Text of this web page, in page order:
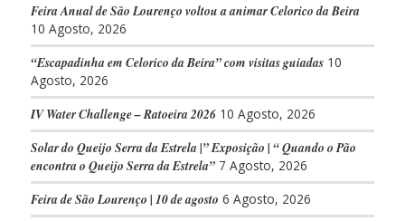
Feira Anual de São Lourenço voltou a animar Celorico da Beira
10 Agosto, 2026
“Escapadinha em Celorico da Beira” com visitas guiadas 10
Agosto, 2026
IV Water Challenge – Ratoeira 2026 10 Agosto, 2026
Solar do Queijo Serra da Estrela |” Exposição | “ Quando o Pão
encontra o Queijo Serra da Estrela” 7 Agosto, 2026
Feira de São Lourenço | 10 de agosto 6 Agosto, 2026